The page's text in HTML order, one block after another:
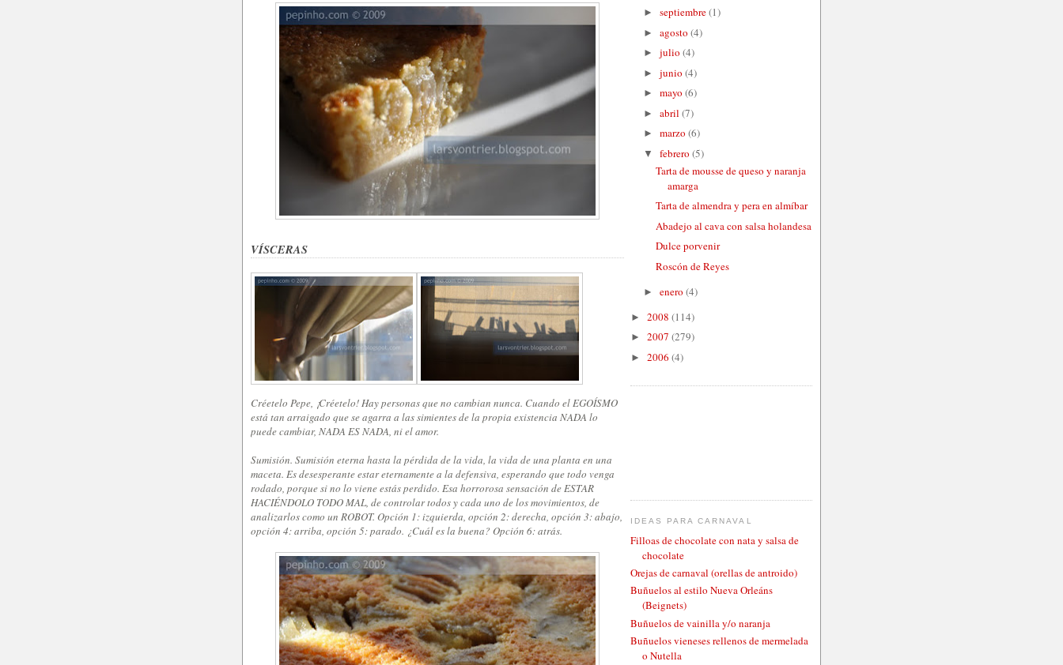
VÍSCERAS
Créetelo Pepe, ¡Créetelo! Hay personas que no cambian nunca. Cuando el EGOÍSMO
está tan arraigado que se agarra a las simientes de la propia existencia NADA lo
puede cambiar, NADA ES NADA, ni el amor.
Sumisión. Sumisión eterna hasta la pérdida de la vida, la vida de una planta en una
maceta. Es desesperante estar eternamente a la defensiva, esperando que todo venga
rodado, porque si no lo viene estás perdido. Esa horrorosa sensación de ESTAR
HACIÉNDOLO TODO MAL, de controlar todos y cada uno de los movimientos, de
analizarlos como un ROBOT. Opción 1: izquierda, opción 2: derecha, opción 3: abajo,
opción 4: arriba, opción 5: parado. ¿Cuál es la buena? Opción 6: atrás.
► septiembre(1)
► agosto (4)
► julio (4)
► junio (4)
► mayo (6)
► abril (7)
► marzo (6)
▼ febrero (5)
Tarta de mousse de queso y naranja
amarga
Tarta de almendra y pera en almíbar
Abadejo al cava con salsa holandesa
Dulce porvenir
Roscón de Reyes
► enero (4)
► 2008 (114)
► 2007 (279)
► 2006 (4)
IDEAS PARA CARNAVAL
Filloas de chocolate con nata y salsa de
chocolate
Orejas de carnaval (orellas de antroido)
Buñuelos al estilo Nueva Orleáns
(Beignets)
Buñuelos de vainilla y/o naranja
Buñuelos vieneses rellenos de mermelada
o Nutella